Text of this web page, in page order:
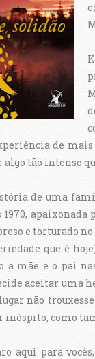
de
algo tão intenso
de uma
e torturado
que é
a mãe e o pai
aceitar uma
não
como
aqui para